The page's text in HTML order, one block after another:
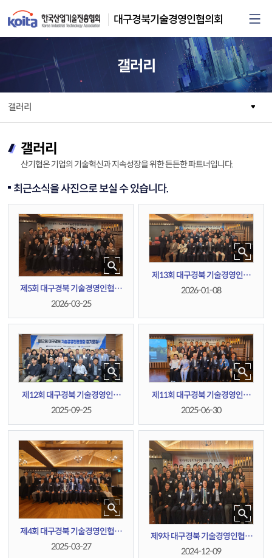
대구경북기술경영인협의회
갤러리
갤러리
갤러리
산기협은 기업의 기술혁신과 지속성장을 위한 든든한 파트너입니다.
최근소식을 사진으로 보실 수 있습니다.
제5회 대구경북 기술경영인협의
회 정기총회
2026-03-25
제13회 대구경북 기술경영인협
의회 정기모임(송년회)
2026-01-08
제12회 대구경북 기술경영인협
의회 정기모임
2025-09-25
제11회 대구경북 기술경영인협
의회 정기모임
2025-06-30
제4회 대구경북 기술경영인협의
회 정기총회
2025-03-27
제9차 대구경북 기술경영인협의
회 정기모임(송년회)
2024-12-09